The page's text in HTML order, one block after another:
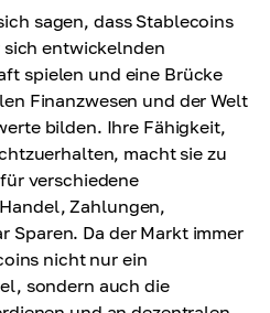
sagen, dass Stablecoins
entwickelnden
spielen und eine Brücke
Finanzwesen und der Welt
bilden. Ihre Fähigkeit,
macht sie zu
verschiedene
Zahlungen,
Sparen. Da der Markt immer
nicht nur ein
sondern auch die